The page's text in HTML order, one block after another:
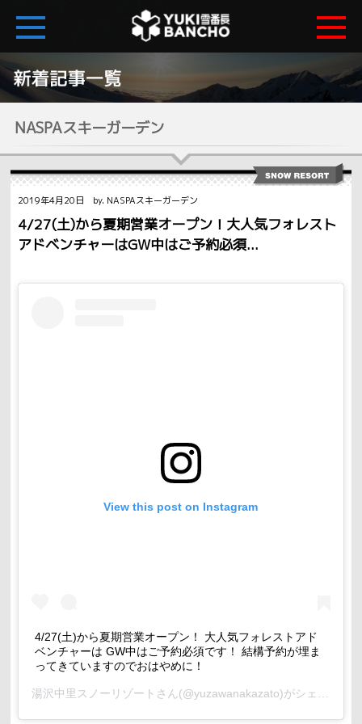
NASPAスキーガーデン
2019年4月20日 by. NASPAスキーガーデン
4/27(土)から夏期営業オープン！大人気フォレスト
アドベンチャーはGW中はご予約必須...
View this post on Instagram
4/27(土)から夏期営業オープン！ 大人気フォレストアド
ベンチャーは GW中はご予約必須です！ 結構予約が埋ま
ってきていますのでおはやめに！
湯沢中里スノーリゾート さん(@yuzawanakazato)がシェアした投稿 -